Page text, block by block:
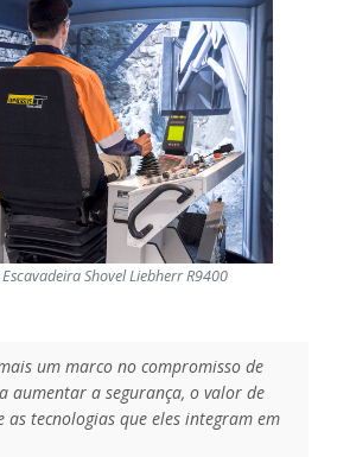
Shovel Liebherr R9400
um marco no compromisso de
aumentar a segurança, o valor de
as tecnologias que eles integram em